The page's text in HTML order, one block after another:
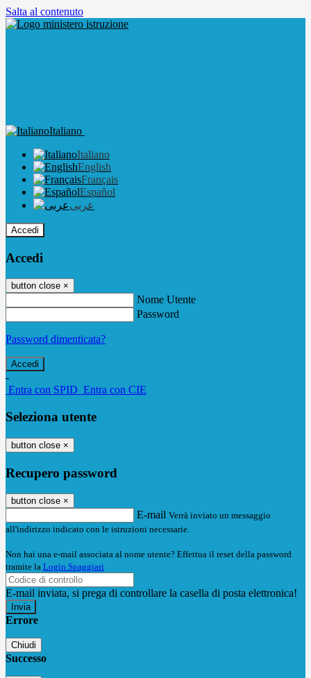
Salta al contenuto
Italiano
Italiano
English
Français
Español
عربى
Accedi
Accedi
button close ×
Nome Utente
Password
Password dimenticata?
-
Entra con SPID Entra con CIE
Seleziona utente
button close ×
Recupero password
button close ×
E-mail Verrà inviato un messaggio
all'indirizzo indicato con le istruzioni necessarie.
Non hai una e-mail associata al nome utente? Effettua il reset della password
tramite la Login Spaggiari
E-mail inviata, si prega di controllare la casella di posta elettronica!
Errore
Chiudi
Successo